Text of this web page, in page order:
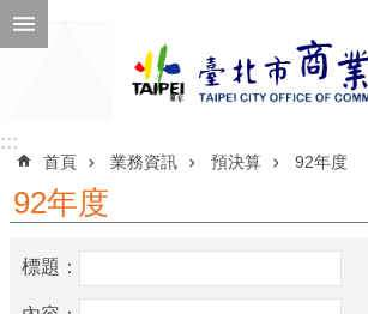
跳到主要內容區塊
::::::
首頁 業務資訊 預決算 92年度
92年度
標題：